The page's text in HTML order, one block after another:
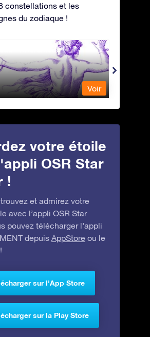
constellations et les
du zodiaque !
- Andromède
Voir
votre étoile
OSR Star
!
et admirez votre
avec l’appli OSR Star
pouvez télécharger l’appli
depuis AppStore ou le
!
sur l'App Store
sur la Play Store